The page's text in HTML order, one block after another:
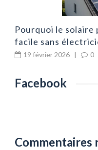
Pourquoi le
facile sans
19 février 2026 | 0
Facebook
Commentaires